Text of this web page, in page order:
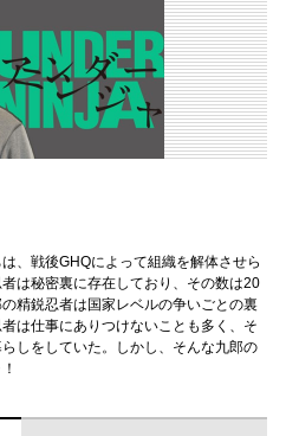
、戦後GHQによって組織を解体させら
は秘密裏に存在しており、その数は20
精鋭忍者は国家レベルの争いごとの裏
は仕事にありつけないことも多く、そ
しをしていた。しかし、そんな九郎の